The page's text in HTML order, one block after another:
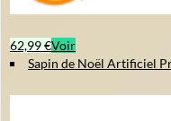
62,99 €Voir
Sapin de Noël Artificiel